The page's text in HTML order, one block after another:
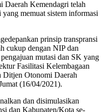
Daerah Kemendagri telah
memuat sistem informasi
prinsip transpransi
cukup dengan NIP dan
mutasi dan SK yang
Fasilitasi Kelembagaan
Ditjen Otonomi Daerah
(16/04/2021).
dan disimulasikan
dan Kabupaten/Kota se-